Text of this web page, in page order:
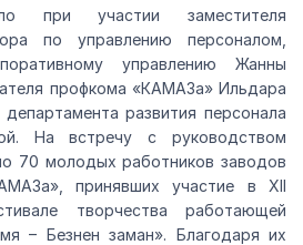
при участии заместителя
по управлению персоналом,
управлению Жанны
профкома «КАМАЗа» Ильдара
развития персонала
На встречу с руководством
70 молодых работников заводов
принявших участие в XII
творчества работающей
– Безнен заман». Благодаря их